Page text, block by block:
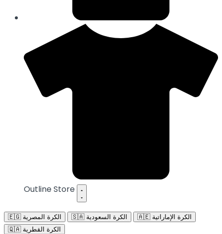
Outline Store
🇪🇬 الكرة المصرية 🇸🇦 الكرة السعودية
🇦🇪 الكرة الإماراتية
🇶🇦 الكرة القطرية